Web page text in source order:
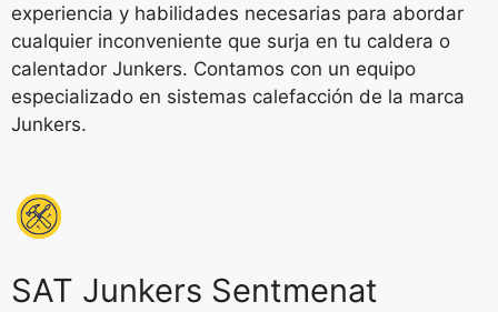
experiencia y habilidades necesarias para abordar
cualquier inconveniente que surja en tu caldera o
calentador Junkers. Contamos con un equipo
especializado en sistemas calefacción de la marca
Junkers.
SAT Junkers Sentmenat